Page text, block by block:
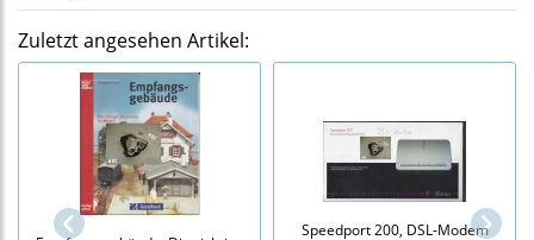
Zuletzt angesehen Artikel:
Speedport 200, DSL-Modem